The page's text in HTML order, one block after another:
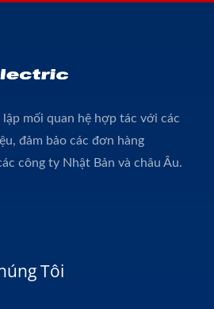
mối quan hệ hợp tác với các
đảm bảo các đơn hàng
công ty Nhật Bản và châu Âu.
Tôi